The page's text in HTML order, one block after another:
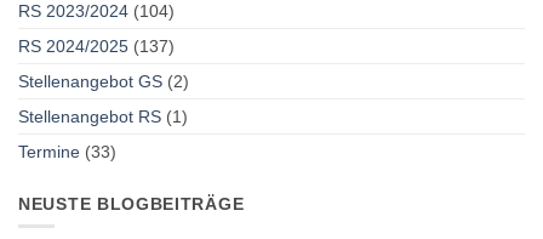
RS 2023/2024 (104)
RS 2024/2025 (137)
Stellenangebot GS (2)
Stellenangebot RS (1)
Termine (33)
NEUSTE BLOGBEITRÄGE